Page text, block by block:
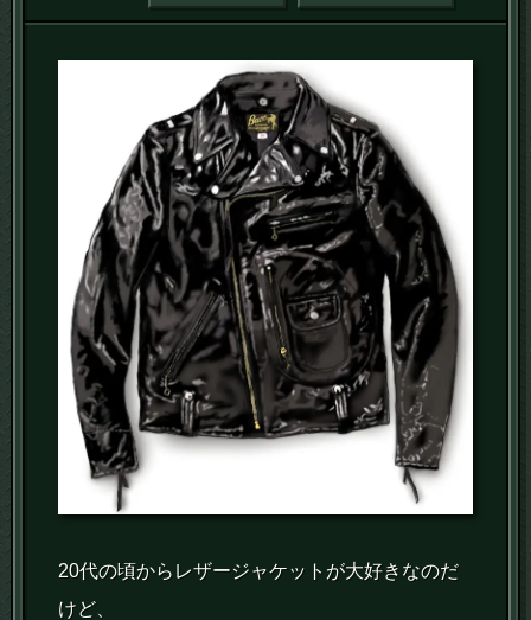
20代の頃からレザージャケットが大好きなのだ
けど、